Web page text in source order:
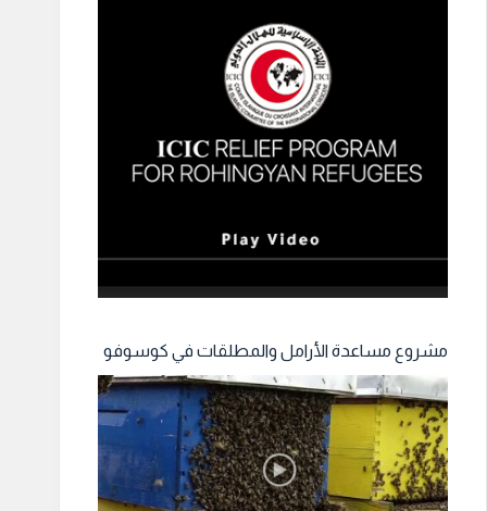
مشروع مساعدة الأرامل والمطلقات في كوسوفو